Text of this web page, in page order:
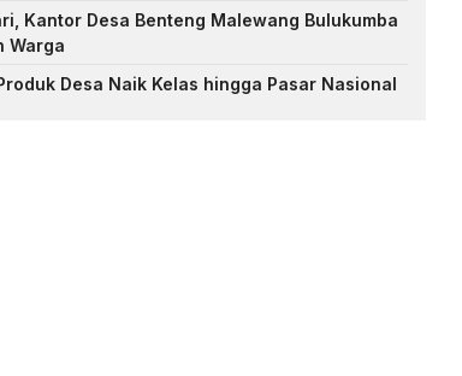
Kantor Desa Benteng Malewang Bulukumba
Warga
Desa Naik Kelas hingga Pasar Nasional